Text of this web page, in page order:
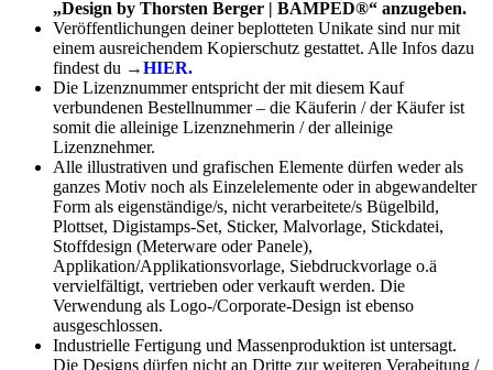
„Design by Thorsten Berger | BAMPED®“ anzugeben.
Veröffentlichungen deiner beplotteten Unikate sind nur mit
einem ausreichendem Kopierschutz gestattet. Alle Infos dazu
findest du →HIER.
Die Lizenznummer entspricht der mit diesem Kauf
verbundenen Bestellnummer – die Käuferin / der Käufer ist
somit die alleinige Lizenznehmerin / der alleinige
Lizenznehmer.
Alle illustrativen und grafischen Elemente dürfen weder als
ganzes Motiv noch als Einzelelemente oder in abgewandelter
Form als eigenständige/s, nicht verarbeitete/s Bügelbild,
Plottset, Digistamps-Set, Sticker, Malvorlage, Stickdatei,
Stoffdesign (Meterware oder Panele),
Applikation/Applikationsvorlage, Siebdruckvorlage o.ä
vervielfältigt, vertrieben oder verkauft werden. Die
Verwendung als Logo-/Corporate-Design ist ebenso
ausgeschlossen.
Industrielle Fertigung und Massenproduktion ist untersagt.
Die Designs dürfen nicht an Dritte zur weiteren Verabeitung /